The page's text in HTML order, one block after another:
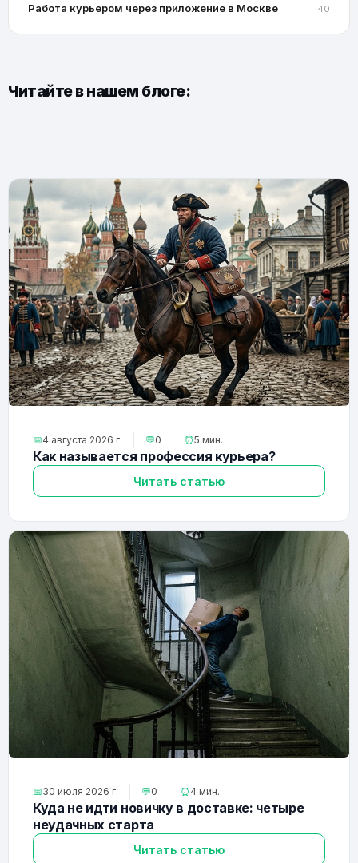
Работа курьером через приложение в Москве 40
Читайте в нашем блоге:
📅4 августа 2026 г. 💬0 ⏰5 мин.
Как называется профессия курьера?
Читать статью
📅30 июля 2026 г. 💬0 ⏰ 4 мин.
Куда не идти новичку в доставке: четыре
неудачных старта
Читать статью